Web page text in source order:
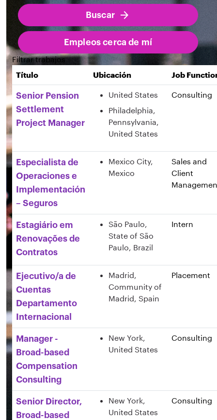
título
de
puesto,
ubicación,
departamento,
categoría,
etc.
Buscar
Empleos cerca de mí
Filtrar trabajos
Título
Ubicación Job
Senior Pension
Settlement
Project Manager
United States
Philadelphia,
Pennsylvania,
United States
Consulting
Especialista de
Operaciones e
Implementación
– Seguros
Mexico City,
Mexico
Sales and
Client
Estagiário em
Renovações de
Contratos
São Paulo,
State of São
Paulo, Brazil
Intern
Ejecutivo/a de
Cuentas
Departamento
Internacional
Madrid,
Community of
Madrid, Spain
Placement
Manager -
Broad-based
Compensation
Consulting
New York,
United States
Consulting
Senior Director,
Broad-based
New York,
United States
Consulting